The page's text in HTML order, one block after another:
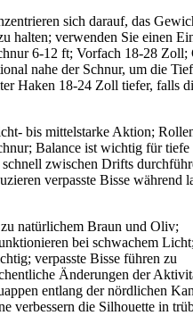
sich darauf, das
halten; verwenden Sie einen
6-12 ft; Vorfach 18-28 Zoll;
nahe der Schnur, um die
Haken 18-24 Zoll tiefer, falls
bis mittelstarke Aktion;
Balance ist wichtig für tiefe
zwischen Drifts
verpasste Bisse während
natürlichem Braun und Oliv;
bei schwachem
verpasste Bisse führen zu
Änderungen der
entlang der nördlichen
verbessern die Silhouette in